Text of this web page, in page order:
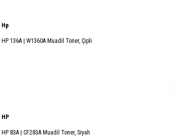
Hp
HP 136A | W1360A Muadil Toner, Çipli
HP
HP 83A | CF283A Muadil Toner, Siyah